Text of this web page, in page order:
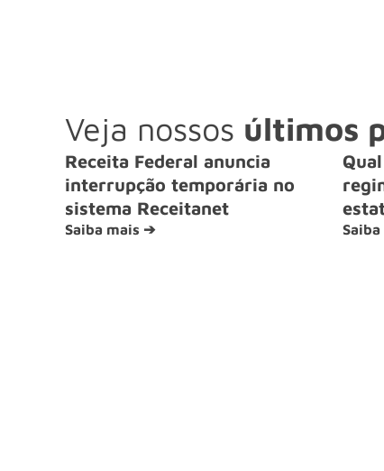
Veja nossos últimos
Receita Federal anuncia
interrupção temporária no
sistema Receitanet
Saiba mais ➔